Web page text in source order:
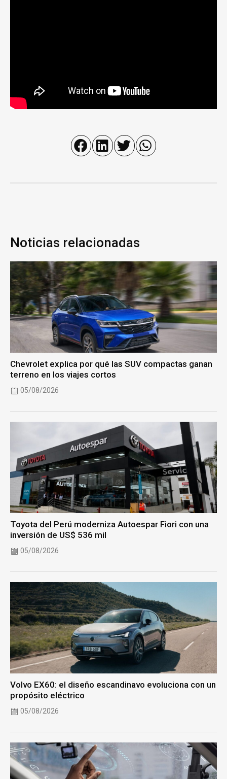
Noticias relacionadas
Chevrolet explica por qué las SUV compactas ganan
terreno en los viajes cortos
05/08/2026
Toyota del Perú moderniza Autoespar Fiori con una
inversión de US$ 536 mil
05/08/2026
Volvo EX60: el diseño escandinavo evoluciona con un
propósito eléctrico
05/08/2026